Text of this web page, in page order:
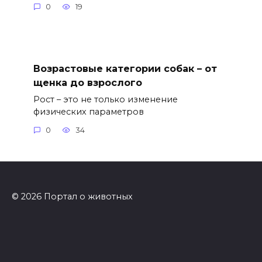
0 19
Возрастовые категории собак – от
щенка до взрослого
Рост – это не только изменение
физических параметров
0 34
© 2026 Портал о животных